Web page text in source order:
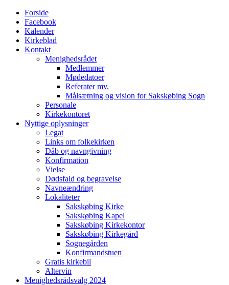
Menu
Forside
Facebook
Kalender
Kirkeblad
Kontakt
Menighedsrådet
Medlemmer
Mødedatoer
Referater mv.
Målsætning og vision for Sakskøbing Sogn
Personale
Kirkekontoret
Nyttige oplysninger
Legat
Links om folkekirken
Dåb og navngivning
Konfirmation
Vielse
Dødsfald og begravelse
Navneændring
Lokaliteter
Sakskøbing Kirke
Sakskøbing Kapel
Sakskøbing Kirkekontor
Sakskøbing Kirkegård
Sognegården
Konfirmandstuen
Gratis kirkebil
Altervin
Menighedsrådsvalg 2024